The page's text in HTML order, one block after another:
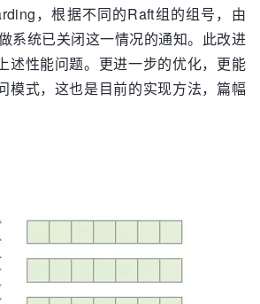
，根据不同的Raft组的组号，由
系统已关闭这一情况的通知。此改进
述性能问题。更进一步的优化，更能
模式，这也是目前的实现方法，篇幅